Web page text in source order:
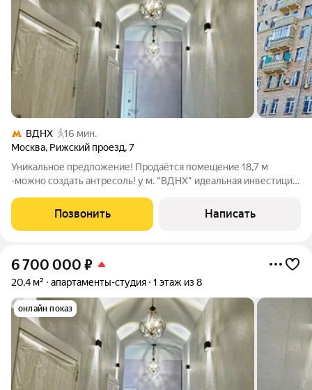
ВДНХ
16 мин.
Москва, Рижский проезд,7
Уникальное предложение! Продаётся помещение 18,7 м
-можно создать антресоль! у м. "ВДНХ" идеальная инвестиция
доход от аренды от 55 000 /мес (посуточная сдача в
престижном районе)! Отличная
Позвонить Написать
6 700 000 ₽
20,4 м² апартаменты-студия 1 этаж из 8
онлайн показ